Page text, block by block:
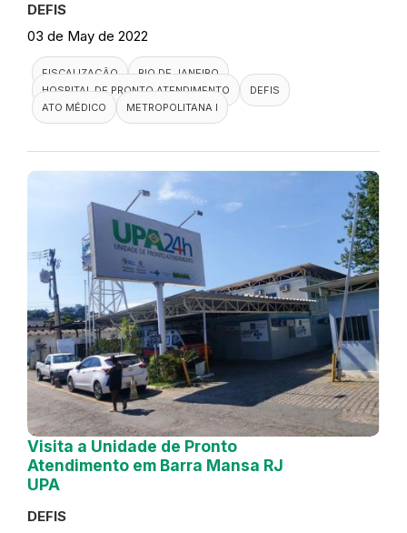
DEFIS
03 de May de 2022
FISCALIZAÇÃO
RIO DE JANEIRO
HOSPITAL DE PRONTO ATENDIMENTO
DEFIS
ATO MÉDICO
METROPOLITANA I
Visita a Unidade de Pronto
Atendimento em Barra Mansa RJ
UPA
DEFIS